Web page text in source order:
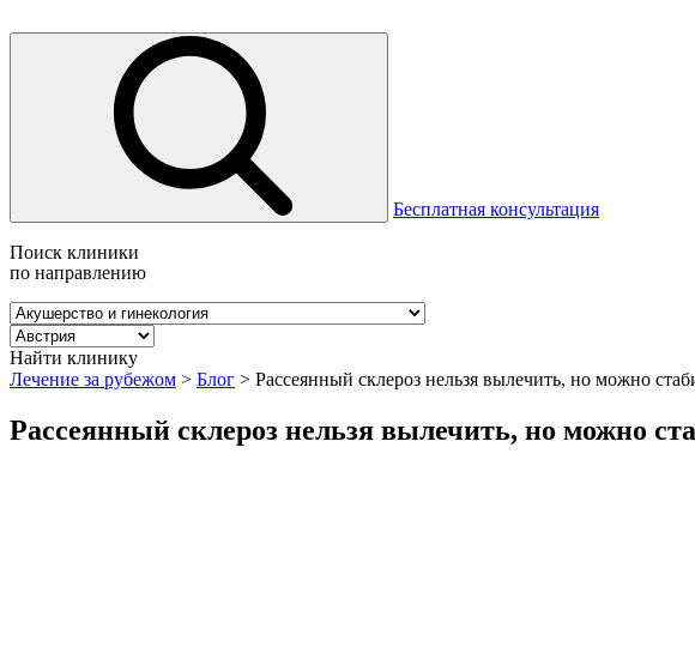
Бесплатная консультация
Поиск клиники
по направлению
Найти клинику
Лечение за рубежом > Блог > Рассеянный склероз нельзя вылечить, но можно
Рассеянный склероз нельзя вылечить, но можно